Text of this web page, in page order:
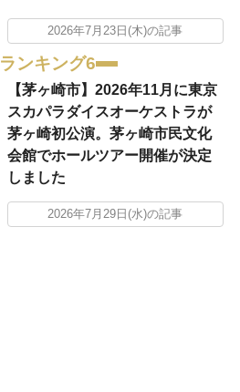
2026年7月23日(木)の記事
ランキング6
【茅ヶ崎市】2026年11月に東京
スカパラダイスオーケストラが
茅ヶ崎初公演。茅ヶ崎市民文化
会館でホールツアー開催が決定
しました
2026年7月29日(水)の記事